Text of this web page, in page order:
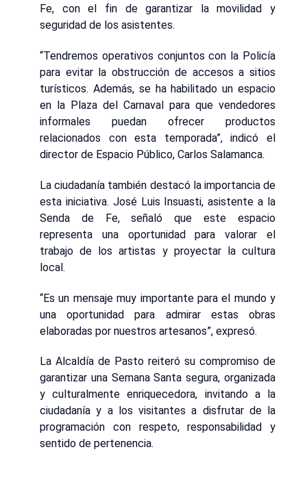
Fe, con el fin de garantizar la movilidad y
seguridad de los asistentes.
“Tendremos operativos conjuntos con la Policía
para evitar la obstrucción de accesos a sitios
turísticos. Además, se ha habilitado un espacio
en la Plaza del Carnaval para que vendedores
informales puedan ofrecer productos
relacionados con esta temporada”, indicó el
director de Espacio Público, Carlos Salamanca.
La ciudadanía también destacó la importancia de
esta iniciativa. José Luis Insuasti, asistente a la
Senda de Fe, señaló que este espacio
representa una oportunidad para valorar el
trabajo de los artistas y proyectar la cultura
local.
“Es un mensaje muy importante para el mundo y
una oportunidad para admirar estas obras
elaboradas por nuestros artesanos”, expresó.
La Alcaldía de Pasto reiteró su compromiso de
garantizar una Semana Santa segura, organizada
y culturalmente enriquecedora, invitando a la
ciudadanía y a los visitantes a disfrutar de la
programación con respeto, responsabilidad y
sentido de pertenencia.